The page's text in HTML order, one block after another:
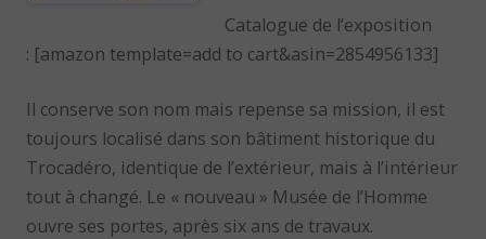
Catalogue de l’exposition
: [amazon template=add to cart&asin=2854956133]
Il conserve son nom mais repense sa mission, il est
toujours localisé dans son bâtiment historique du
Trocadéro, identique de l’extérieur, mais à l’intérieur
tout à changé. Le « nouveau » Musée de l’Homme
ouvre ses portes, après six ans de travaux.